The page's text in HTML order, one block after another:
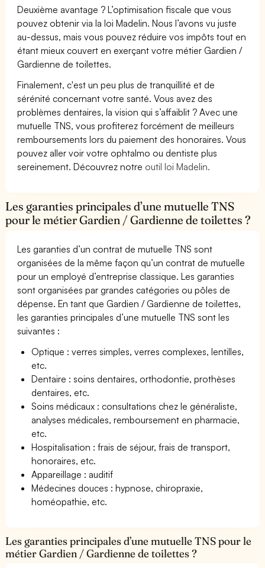
Deuxième avantage ? L’optimisation fiscale que vous
pouvez obtenir via la loi Madelin. Nous l’avons vu juste
au-dessus, mais vous pouvez réduire vos impôts tout en
étant mieux couvert en exerçant votre métier Gardien /
Gardienne de toilettes.
Finalement, c'est un peu plus de tranquillité et de
sérénité concernant votre santé. Vous avez des
problèmes dentaires, la vision qui s’affaiblit ? Avec une
mutuelle TNS, vous profiterez forcément de meilleurs
remboursements lors du paiement des honoraires. Vous
pouvez aller voir votre ophtalmo ou dentiste plus
sereinement. Découvrez notre outil loi Madelin.
Les garanties principales d’une mutuelle TNS
pour le métier Gardien / Gardienne de toilettes ?
Les garanties d’un contrat de mutuelle TNS sont
organisées de la même façon qu’un contrat de mutuelle
pour un employé d’entreprise classique. Les garanties
sont organisées par grandes catégories ou pôles de
dépense. En tant que Gardien / Gardienne de toilettes,
les garanties principales d’une mutuelle TNS sont les
suivantes :
Optique : verres simples, verres complexes, lentilles,
etc.
Dentaire : soins dentaires, orthodontie, prothèses
dentaires, etc.
Soins médicaux : consultations chez le généraliste,
analyses médicales, remboursement en pharmacie,
etc.
Hospitalisation : frais de séjour, frais de transport,
honoraires, etc.
Appareillage : auditif
Médecines douces : hypnose, chiropraxie,
homéopathie, etc.
Les garanties principales d’une mutuelle TNS pour le
métier Gardien / Gardienne de toilettes ?